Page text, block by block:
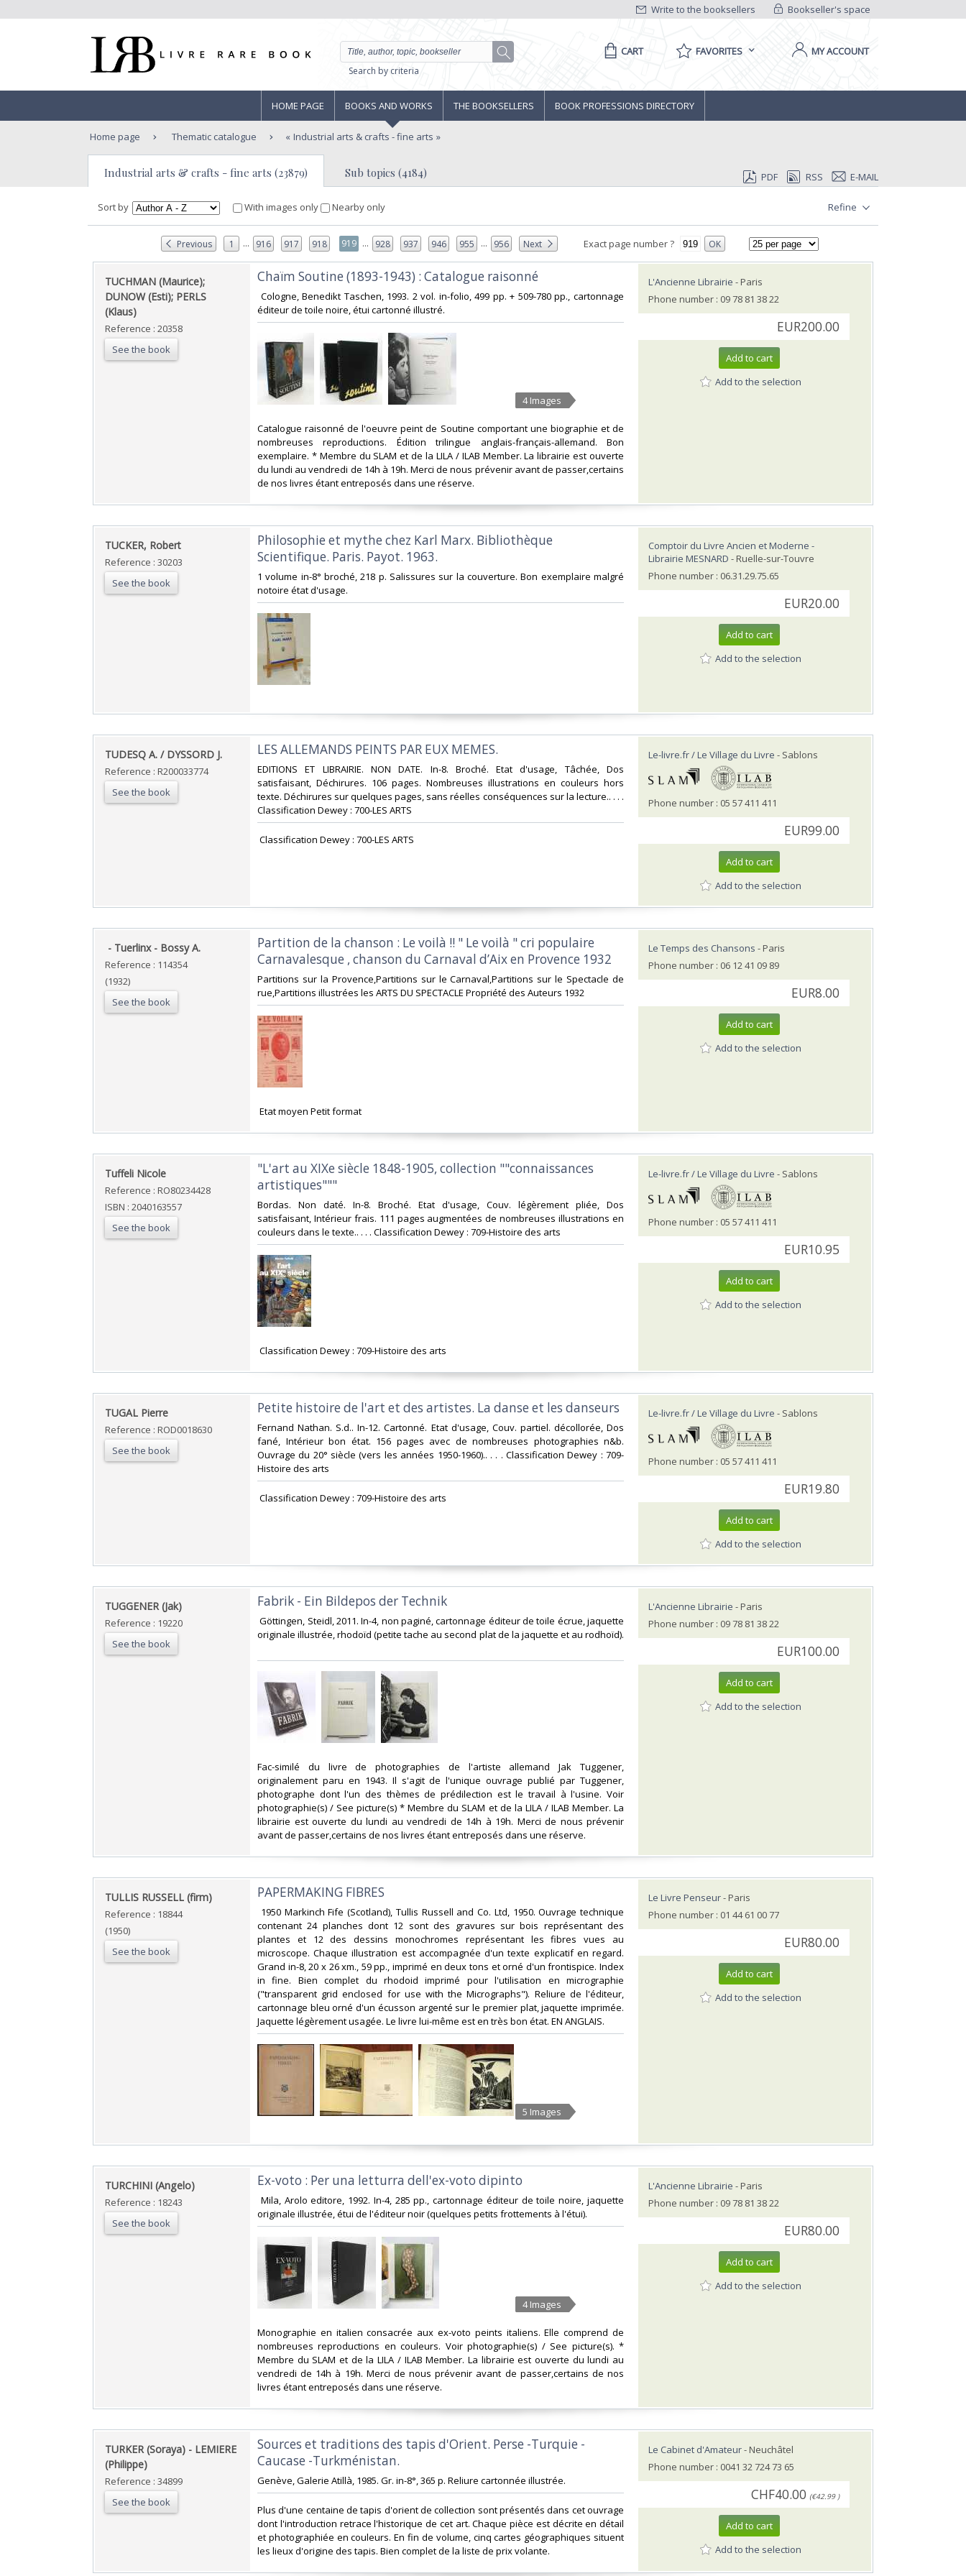
Bookseller's space
Write to the booksellers
Search by criteria
CART FAVORITES MY ACCOUNT
HOME PAGE BOOKS AND WORKS THE BOOKSELLERS BOOK PROFESSIONS DIRECTORY
Home page Thematic catalogue Industrial arts & crafts - fine arts
Industrial arts & crafts - fine arts (23879) Sub topics (4184) PDF RSS E-MAIL
Sort by With images only Nearby only Refine
Previous 1 ... 916 917 918 919 ... 928 937 946 955 ... 956 Next Exact page number ? OK
‎TUCHMAN (Maurice);
DUNOW (Esti); PERLS
(Klaus)‎
Reference : 20358
See the book
‎Chaïm Soutine (1893-1943) : Catalogue raisonné‎
‎ Cologne, Benedikt Taschen, 1993. 2 vol. in-folio, 499 pp. + 509-780 pp., cartonnage
éditeur de toile noire, étui cartonné illustré. ‎
4 Images
‎Catalogue raisonné de l'oeuvre peint de Soutine comportant une biographie et de
nombreuses reproductions. Édition trilingue anglais-français-allemand. Bon
exemplaire. * Membre du SLAM et de la LILA / ILAB Member. La librairie est ouverte
du lundi au vendredi de 14h à 19h. Merci de nous prévenir avant de passer,certains
de nos livres étant entreposés dans une réserve. ‎
L'Ancienne Librairie - Paris
Phone number : 09 78 81 38 22
EUR200.00
Add to cart
Add to the selection
‎TUCKER, Robert‎
Reference : 30203
See the book
‎Philosophie et mythe chez Karl Marx. Bibliothèque
Scientifique. Paris. Payot. 1963.‎
‎1 volume in-8° broché, 218 p. Salissures sur la couverture. Bon exemplaire malgré
notoire état d'usage. ‎
Comptoir du Livre Ancien et Moderne -
Librairie MESNARD - Ruelle-sur-Touvre
Phone number : 06.31.29.75.65
EUR20.00
Add to cart
Add to the selection
‎TUDESQ A. / DYSSORD J.‎
Reference : R200033774
See the book
‎LES ALLEMANDS PEINTS PAR EUX MEMES.‎
‎EDITIONS ET LIBRAIRIE. NON DATE. In-8. Broché. Etat d'usage, Tâchée, Dos
satisfaisant, Déchirures. 106 pages. Nombreuses illustrations en couleurs hors
texte. Déchirures sur quelques pages, sans réelles conséquences sur la lecture.. . . .
Classification Dewey : 700-LES ARTS‎
‎ Classification Dewey : 700-LES ARTS‎
Le-livre.fr / Le Village du Livre - Sablons
Phone number : 05 57 411 411
EUR99.00
Add to cart
Add to the selection
‎ - Tuerlinx - Bossy A.‎
Reference : 114354
(1932)
See the book
‎Partition de la chanson : Le voilà !! " Le voilà " cri populaire
Carnavalesque , chanson du Carnaval d’Aix en Provence 1932 ‎
‎Partitions sur la Provence,Partitions sur le Carnaval,Partitions sur le Spectacle de
rue,Partitions illustrées les ARTS DU SPECTACLE Propriété des Auteurs 1932‎
‎ Etat moyen Petit format ‎
Le Temps des Chansons - Paris
Phone number : 06 12 41 09 89
EUR8.00
Add to cart
Add to the selection
‎Tuffeli Nicole‎
Reference : RO80234428
ISBN : 2040163557
See the book
‎"L'art au XIXe siècle 1848-1905, collection ""connaissances
artistiques"""‎
‎Bordas. Non daté. In-8. Broché. Etat d'usage, Couv. légèrement pliée, Dos
satisfaisant, Intérieur frais. 111 pages augmentées de nombreuses illustrations en
couleurs dans le texte.. . . . Classification Dewey : 709-Histoire des arts‎
‎ Classification Dewey : 709-Histoire des arts‎
Le-livre.fr / Le Village du Livre - Sablons
Phone number : 05 57 411 411
EUR10.95
Add to cart
Add to the selection
‎TUGAL Pierre‎
Reference : ROD0018630
See the book
‎Petite histoire de l'art et des artistes. La danse et les danseurs‎
‎Fernand Nathan. S.d.. In-12. Cartonné. Etat d'usage, Couv. partiel. décollorée, Dos
fané, Intérieur bon état. 156 pages avec de nombreuses photographies n&b.
Ouvrage du 20° siècle (vers les années 1950-1960).. . . . Classification Dewey : 709-
Histoire des arts‎
‎ Classification Dewey : 709-Histoire des arts‎
Le-livre.fr / Le Village du Livre - Sablons
Phone number : 05 57 411 411
EUR19.80
Add to cart
Add to the selection
‎TUGGENER (Jak)‎
Reference : 19220
See the book
‎Fabrik - Ein Bildepos der Technik‎
‎ Göttingen, Steidl, 2011. In-4, non paginé, cartonnage éditeur de toile écrue, jaquette
originale illustrée, rhodoïd (petite tache au second plat de la jaquette et au rodhoïd).
‎Fac-similé du livre de photographies de l'artiste allemand Jak Tuggener,
originalement paru en 1943. Il s'agit de l'unique ouvrage publié par Tuggener,
photographe dont l'un des thèmes de prédilection est le travail à l'usine. Voir
photographie(s) / See picture(s) * Membre du SLAM et de la LILA / ILAB Member. La
librairie est ouverte du lundi au vendredi de 14h à 19h. Merci de nous prévenir
avant de passer,certains de nos livres étant entreposés dans une réserve. ‎
L'Ancienne Librairie - Paris
Phone number : 09 78 81 38 22
EUR100.00
Add to cart
Add to the selection
‎TULLIS RUSSELL (firm)‎
Reference : 18844
(1950)
See the book
‎PAPERMAKING FIBRES‎
‎ 1950 Markinch Fife (Scotland), Tullis Russell and Co. Ltd, 1950. Ouvrage technique
contenant 24 planches dont 12 sont des gravures sur bois représentant des
plantes et 12 des dessins monochromes représentant les fibres vues au
microscope. Chaque illustration est accompagnée d'un texte explicatif en regard.
Grand in-8, 20 x 26 xm., 59 pp., imprimé en deux tons et orné d'un frontispice. Index
in fine. Bien complet du rhodoid imprimé pour l'utilisation en micrographie
("transparent grid enclosed for use with the Micrographs"). Reliure de l'éditeur,
cartonnage bleu orné d'un écusson argenté sur le premier plat, jaquette imprimée.
Jaquette légèrement usagée. Le livre lui-même est en très bon état. EN ANGLAIS. ‎
5 Images
Le Livre Penseur- Paris
Phone number : 01 44 61 00 77
EUR80.00
Add to cart
Add to the selection
‎TURCHINI (Angelo)‎
Reference : 18243
See the book
‎Ex-voto : Per una letturra dell'ex-voto dipinto‎
‎ Mila, Arolo editore, 1992. In-4, 285 pp., cartonnage éditeur de toile noire, jaquette
originale illustrée, étui de l'éditeur noir (quelques petits frottements à l'étui). ‎
4 Images
‎Monographie en italien consacrée aux ex-voto peints italiens. Elle comprend de
nombreuses reproductions en couleurs. Voir photographie(s) / See picture(s). *
Membre du SLAM et de la LILA / ILAB Member. La librairie est ouverte du lundi au
vendredi de 14h à 19h. Merci de nous prévenir avant de passer,certains de nos
livres étant entreposés dans une réserve. ‎
L'Ancienne Librairie - Paris
Phone number : 09 78 81 38 22
EUR80.00
Add to cart
Add to the selection
‎TURKER (Soraya) - LEMIERE
(Philippe)‎
Reference : 34899
See the book
‎Sources et traditions des tapis d'Orient. Perse -Turquie -
Caucase -Turkménistan.‎
‎Genève, Galerie Atillà, 1985. Gr. in-8°, 365 p. Reliure cartonnée illustrée.‎
‎Plus d'une centaine de tapis d'orient de collection sont présentés dans cet ouvrage
dont l'introduction retrace l'historique de cet art. Chaque pièce est décrite en détail
et photographiée en couleurs. En fin de volume, cinq cartes géographiques situent
les lieux d'origine des tapis. Bien complet de la liste de prix volante.‎
Le Cabinet d'Amateur- Neuchâtel
Phone number : 0041 32 724 73 65
CHF40.00 (€42.99 )
Add to cart
Add to the selection